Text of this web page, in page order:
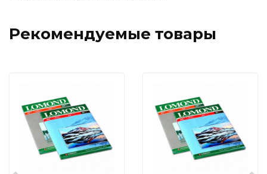
Рекомендуемые товары